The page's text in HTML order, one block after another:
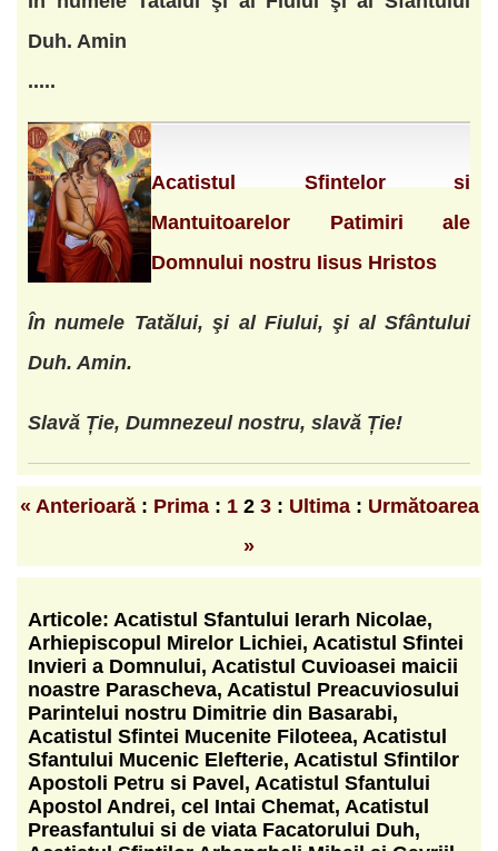
Duh. Amin
.....
Acatistul Sfintelor si
Mantuitoarelor Patimiri ale
Domnului nostru Iisus Hristos
În numele Tatălui, şi al Fiului, şi al Sfântului
Duh. Amin.
Slavă Ție, Dumnezeul nostru, slavă Ție!
« Anterioară: Prima: 1 2 3 : Ultima: Următoarea
»
Articole: Acatistul Sfantului Ierarh Nicolae,
Arhiepiscopul Mirelor Lichiei, Acatistul Sfintei
Invieri a Domnului, Acatistul Cuvioasei maicii
noastre Parascheva, Acatistul Preacuviosului
Parintelui nostru Dimitrie din Basarabi,
Acatistul Sfintei Mucenite Filoteea, Acatistul
Sfantului Mucenic Elefterie, Acatistul Sfintilor
Apostoli Petru si Pavel, Acatistul Sfantului
Apostol Andrei, cel Intai Chemat, Acatistul
Preasfantului si de viata Facatorului Duh,